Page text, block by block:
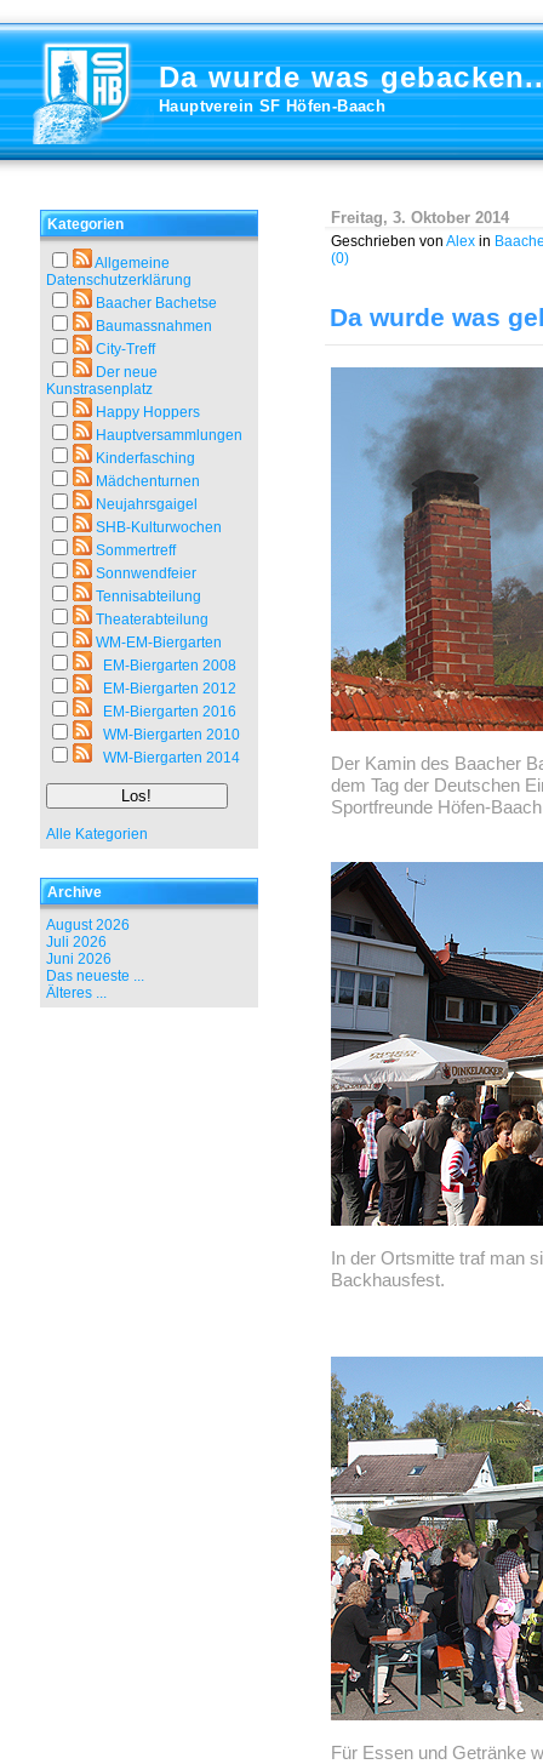
Da wurde was
Hauptverein SF Höfen-Baach
Kategorien
Allgemeine
Datenschutzerklärung
Baacher Bachetse
Baumassnahmen
City-Treff
Der neue
Kunstrasenplatz
Happy Hoppers
Hauptversammlungen
Kinderfasching
Mädchenturnen
Neujahrsgaigel
SHB-Kulturwochen
Sommertreff
Sonnwendfeier
Tennisabteilung
Theaterabteilung
WM-EM-Biergarten
EM-Biergarten 2008
EM-Biergarten 2012
EM-Biergarten 2016
WM-Biergarten 2010
WM-Biergarten 2014
Alle Kategorien
Archive
August 2026
Juli 2026
Juni 2026
Das neueste ...
Älteres ...
Freitag, 3. Oktober 2014
Geschrieben von Alex in
(0)
Da wurde was
Der Kamin des Baacher
dem Tag der Deutschen
Sportfreunde Höfen-
In der Ortsmitte traf man
Backhausfest.
Für Essen und Getränke